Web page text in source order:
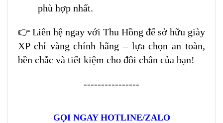
phù hợp nhất.
👉 Liên hệ ngay với Thu Hồng để sở hữu giày
XP chỉ vàng chính hãng – lựa chọn an toàn,
bền chắc và tiết kiệm cho đôi chân của bạn!
----------------
GỌI NGAY HOTLINE/ZALO